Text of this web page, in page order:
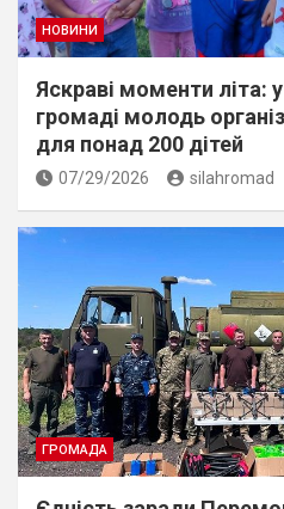
НОВИНИ
Яскраві моменти літа:
громаді молодь
для понад 200 дітей
07/29/2026 silahromad
ГРОМАДА